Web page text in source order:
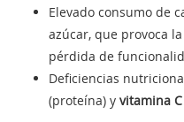
Elevado consumo de
azúcar, que provoca
pérdida de
Deficiencias
(proteína) y vitamina C